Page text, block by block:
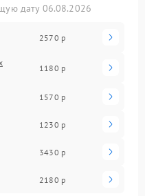
дату 06.08.2026
2570 р
1180 р
1570 р
1230 р
3430 р
2180 р